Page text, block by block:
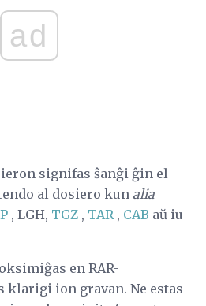
ad
signifas ŝanĝi ĝin el
al dosiero kun alia
, LGH, TGZ , TAR, CAB aŭ iu
en RAR-
ion gravan. Ne estas